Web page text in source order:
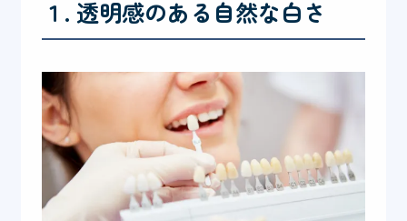
１. 透明感のある自然な白さ